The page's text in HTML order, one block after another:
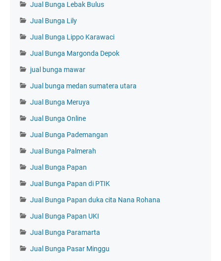
Jual Bunga Lebak Bulus
Jual Bunga Lily
Jual Bunga Lippo Karawaci
Jual Bunga Margonda Depok
jual bunga mawar
Jual bunga medan sumatera utara
Jual Bunga Meruya
Jual Bunga Online
Jual Bunga Pademangan
Jual Bunga Palmerah
Jual Bunga Papan
Jual Bunga Papan di PTIK
Jual Bunga Papan duka cita Nana Rohana
Jual Bunga Papan UKI
Jual Bunga Paramarta
Jual Bunga Pasar Minggu